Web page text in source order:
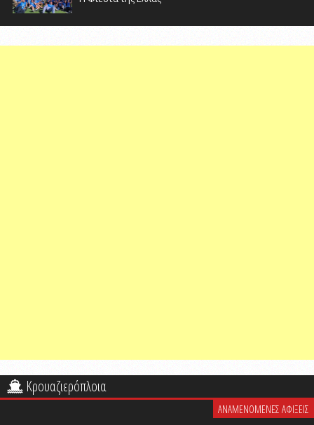
Κρουαζιερόπλοια
ΑΝΑΜΕΝΟΜΕΝΕΣ ΑΦΙΞΕΙΣ